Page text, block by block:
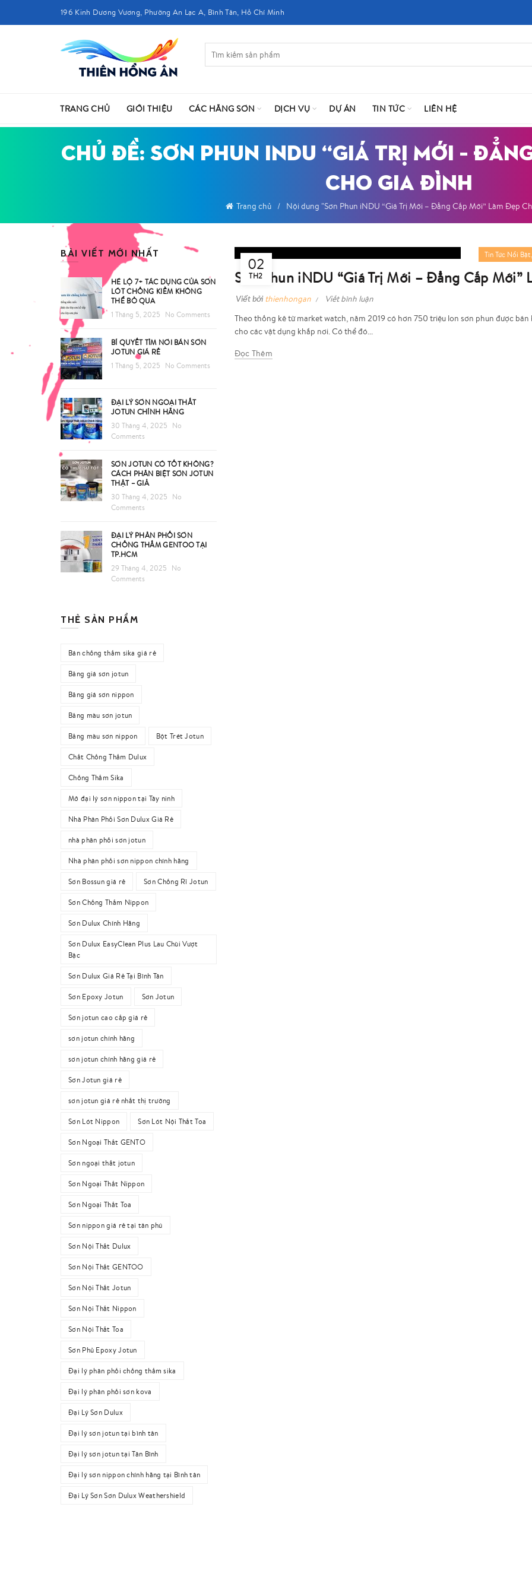
196 Kinh Dương Vương, Phường An Lạc A, Bình Tân, Hồ Chí Minh
TRANG CHỦ GIỚI THIỆU CÁC HÃNG SƠN DỊCH VỤ DỰ ÁN TIN TỨC LIÊN HỆ
CHỦ ĐỀ: SƠN PHUN INDU “GIÁ TRỊ MỚI –
CHO GIA ĐÌNH
Trang chủ Nội dung "Sơn Phun iNDU “Giá Trị Mới – Đẳng Cấp Mới” Làm Đẹp
02
TH2
Tin Tức Nổi Bật,
Sơn Phun iNDU “Giá Trị Mới – Đẳng Cấp
Viết bởi thienhongan
Viết bình luận
Theo thống kê từ market watch, năm 2019 có hơn 750 triệu lon sơn phun được
cho các vật dụng khắp nơi. Có thể đó...
Đọc Thêm
BÀI VIẾT MỚI NHẤT
HÉ LỘ 7+ TÁC DỤNG CỦA SƠN
LÓT CHỐNG KIỀM KHÔNG
THỂ BỎ QUA
1 Tháng 5, 2025
No Comments
BÍ QUYẾT TÌM NƠI BÁN SƠN
JOTUN GIÁ RẺ
1 Tháng 5, 2025
No Comments
ĐẠI LÝ SƠN NGOẠI THẤT
JOTUN CHÍNH HÃNG
30 Tháng 4, 2025
No
Comments
SƠN JOTUN CÓ TỐT KHÔNG?
CÁCH PHÂN BIỆT SƠN JOTUN
THẬT – GIẢ
30 Tháng 4, 2025
No
Comments
ĐẠI LÝ PHÂN PHỐI SƠN
CHỐNG THẤM GENTOO TẠI
TP.HCM
29 Tháng 4, 2025
No
Comments
THẺ SẢN PHẨM
Bán chống thấm sika giá rẻ
Bảng giá sơn jotun
Bảng giá sơn nippon
Bảng màu sơn jotun
Bảng màu sơn nippon Bột Trét Jotun
Chất Chống Thấm Dulux
Chống Thấm Sika
Mở đại lý sơn nippon tại Tây ninh
Nhà Phân Phối Sơn Dulux Giá Rẻ
nhà phân phối sơn jotun
Nhà phân phối sơn nippon chính hãng
Sơn Bossun giá rẻ Sơn Chống Rỉ Jotun
Sơn Chống Thấm Nippon
Sơn Dulux Chính Hãng
Sơn Dulux EasyClean Plus Lau Chùi Vượt
Bậc
Sơn Dulux Giá Rẻ Tại Bình Tân
Sơn Epoxy Jotun Sơn Jotun
Sơn jotun cao cấp giá rẻ
sơn jotun chính hãng
sơn jotun chính hãng giá rẻ
Sơn Jotun giá rẻ
sơn jotun giá rẻ nhất thị trường
Sơn Lót Nippon Sơn Lót Nội Thất Toa
Sơn Ngoại Thất GENTO
Sơn ngoại thất jotun
Sơn Ngoại Thất Nippon
Sơn Ngoại Thất Toa
Sơn nippon giá rẻ tại tân phú
Sơn Nội Thất Dulux
Sơn Nội Thất GENTOO
Sơn Nội Thất Jotun
Sơn Nội Thất Nippon
Sơn Nội Thất Toa
Sơn Phủ Epoxy Jotun
Đại lý phân phối chống thấm sika
Đại lý phân phối sơn kova
Đại Lý Sơn Dulux
Đại lý sơn jotun tại bình tân
Đại lý sơn jotun tại Tân Bình
Đại lý sơn nippon chính hãng tại Bình tân
Đại Lý Sơn Sơn Dulux Weathershield